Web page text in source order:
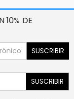
10% DE
SUSCRIBIR
SUSCRIBIR